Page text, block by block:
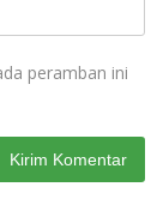
peramban ini